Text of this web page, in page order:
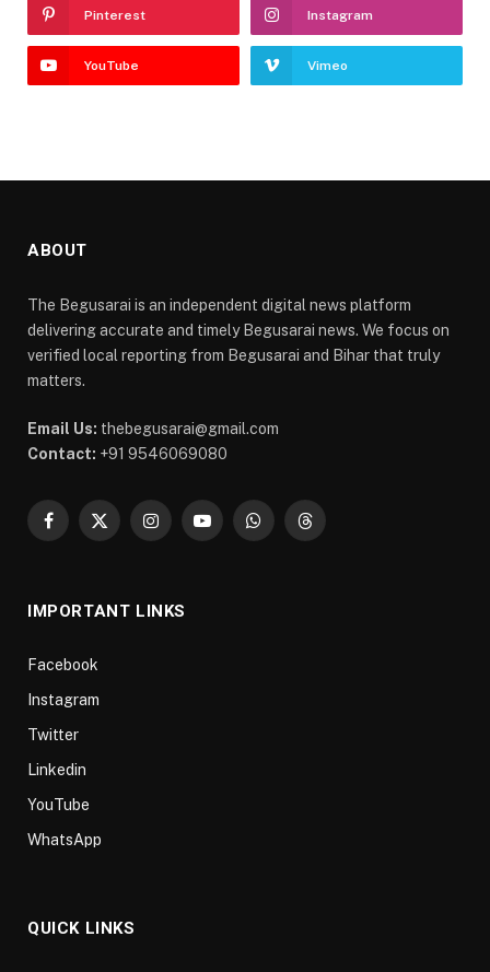
Pinterest Instagram
YouTube Vimeo
ABOUT
The Begusarai is an independent digital news platform
delivering accurate and timely Begusarai news. We focus on
verified local reporting from Begusarai and Bihar that truly
matters.
Email Us: thebegusarai@gmail.com
Contact: +91 9546069080
Facebook
X
InstagramYouTubeWhatsAppThreads
IMPORTANT LINKS
Facebook
Instagram
Twitter
Linkedin
YouTube
WhatsApp
QUICK LINKS